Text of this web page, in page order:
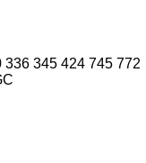
336 345 424 745 772